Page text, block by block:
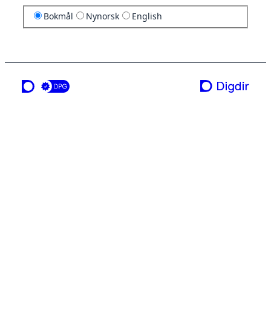
Bokmål Nynorsk English